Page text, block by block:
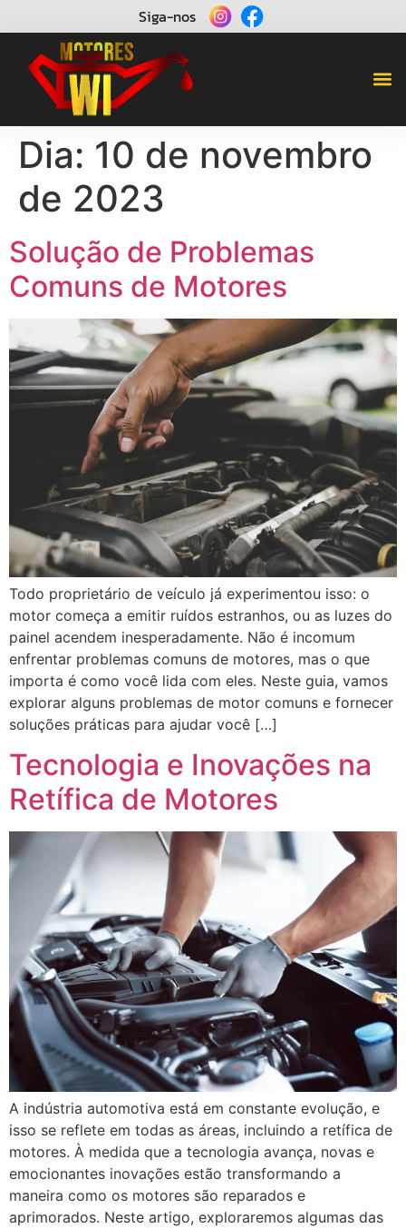
Siga-nos
Dia: 10 de novembro
de 2023
Solução de Problemas
Comuns de Motores
Todo proprietário de veículo já experimentou isso: o
motor começa a emitir ruídos estranhos, ou as luzes do
painel acendem inesperadamente. Não é incomum
enfrentar problemas comuns de motores, mas o que
importa é como você lida com eles. Neste guia, vamos
explorar alguns problemas de motor comuns e fornecer
soluções práticas para ajudar você […]
Tecnologia e Inovações na
Retífica de Motores
A indústria automotiva está em constante evolução, e
isso se reflete em todas as áreas, incluindo a retífica de
motores. À medida que a tecnologia avança, novas e
emocionantes inovações estão transformando a
maneira como os motores são reparados e
aprimorados. Neste artigo, exploraremos algumas das